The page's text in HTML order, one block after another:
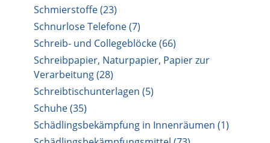
Schmierstoffe (23)
Schnurlose Telefone (7)
Schreib- und Collegeblöcke (66)
Schreibpapier, Naturpapier, Papier zur
Verarbeitung (28)
Schreibtischunterlagen (5)
Schuhe (35)
Schädlingsbekämpfung in Innenräumen (1)